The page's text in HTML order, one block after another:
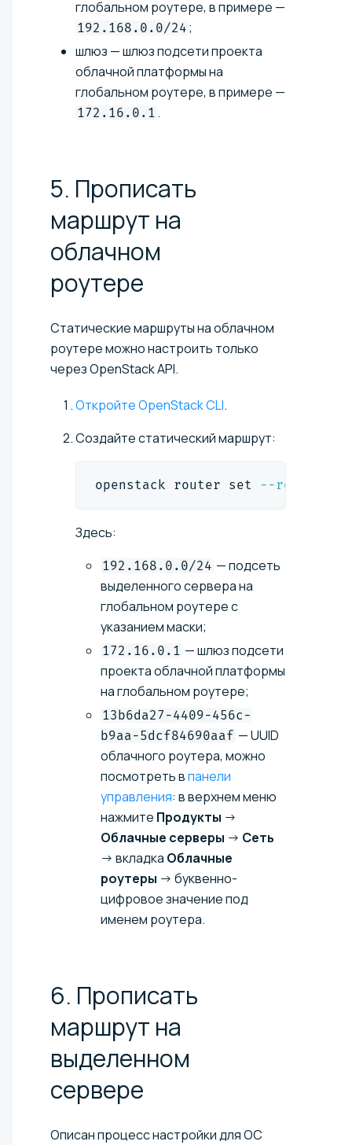
глобальном роутере, в примере —
192.168.0.0/24 ;
шлюз — шлюз подсети проекта
облачной платформы на
глобальном роутере, в примере —
172.16.0.1 .
5. Прописать
маршрут на
облачном
роутере
Статические маршруты на облачном
роутере можно настроить только
через OpenStack API.
Откройте OpenStack CLI.
Создайте статический маршрут:
openstack router set --route
Здесь:
192.168.0.0/24 — подсеть
выделенного сервера на
глобальном роутере с
указанием маски;
172.16.0.1 — шлюз подсети
проекта облачной платформы
на глобальном роутере;
13b6da27-4409-456c-
b9aa-5dcf84690aaf — UUID
облачного роутера, можно
посмотреть впанели
управления: в верхнем меню
нажмите Продукты →
Облачные серверы → Сеть
→ вкладка Облачные
роутеры → буквенно-
цифровое значение под
именем роутера.
6. Прописать
маршрут на
выделенном
сервере
Описан процесс настройки для ОС